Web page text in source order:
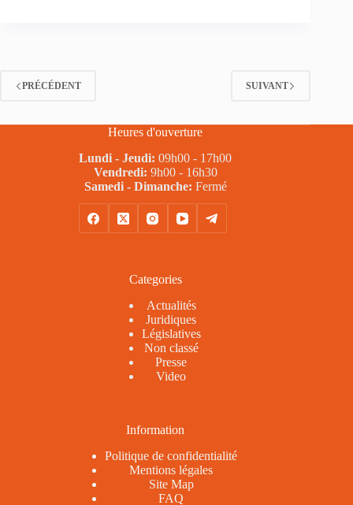
PRÉCÉDENT SUIVANT
Heures d'ouverture
Lundi - Jeudi: 09h00 - 17h00
Vendredi: 9h00 - 16h30
Samedi - Dimanche: Fermé
Categories
Actualités
Juridiques
Législatives
Non classé
Presse
Video
Information
Politique de confidentialité
Mentions légales
Site Map
FAQ